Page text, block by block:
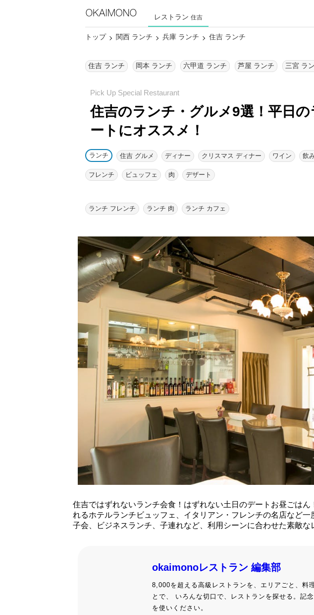
レストラン 住吉
トップ 関西 ランチ 兵庫 ランチ 住吉 ランチ
住吉 ランチ 岡本 ランチ 六甲道 ランチ 芦屋 ランチ 三宮 ラ
住吉のランチ・グルメ9選！ 平日の
ートにオススメ！
ランチ 住吉 グルメ ディナー クリスマス ディナー ワイン 飲
フレンチ ビュッフェ 肉 デザート
ランチ フレンチ ランチ 肉 ランチ カフェ
住吉ではずれないランチ会食！はずれない土日のデートお昼ごは
れるホテルランチビュッフェ、イタリアン・フレンチの名店など
子会、ビジネスランチ、子連れなど、利用シーンに合わせた素敵な
okaimonoレストラン 編集部
8,000を超える高級レストランを、エリアごと、料
とで、 いろんな切口で、レストランを探せる。記
を使いください。